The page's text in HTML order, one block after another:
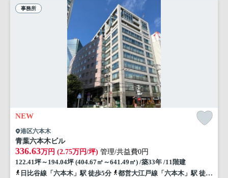
事務所
NEW
港区六本木
青葉六本木ビル
336.63万円 (2.75万円/坪) 管理/共益費0円
122.41坪～194.04坪 (404.67㎡～641.49㎡) /築33年 /11階建
日比谷線「六本木」駅 徒歩5分
都営大江戸線「六本木」駅 徒歩5分